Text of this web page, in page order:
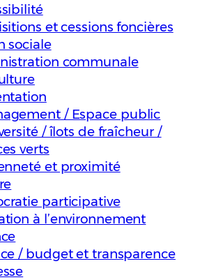
et cessions foncières
sociale
communale
/ Espace public
/ îlots de fraîcheur /
verts
et proximité
participative
à l’environnement
/ budget et transparence